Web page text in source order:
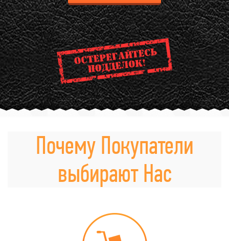
Почему Покупатели
выбирают Нас